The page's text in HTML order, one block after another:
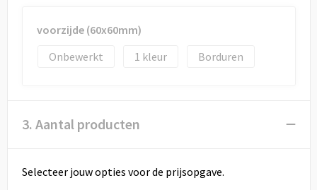
voorzijde (60x60mm)
Onbewerkt
1 Borduren
3. Aantal producten
Selecteer jouw opties voor de prijsopgave.